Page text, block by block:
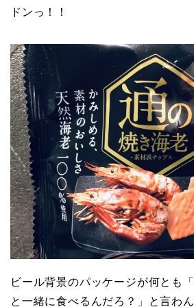
ドンっ！！
ビール背景のパッケージが何とも
と一緒に食べるんだろ？」と言わ